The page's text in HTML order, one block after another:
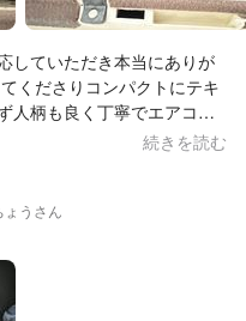
していただき本当にありが
くださりコンパクトにテキ
人柄も良く丁寧でエアコン
えられます。ありがとうご
続きを読む
うさん